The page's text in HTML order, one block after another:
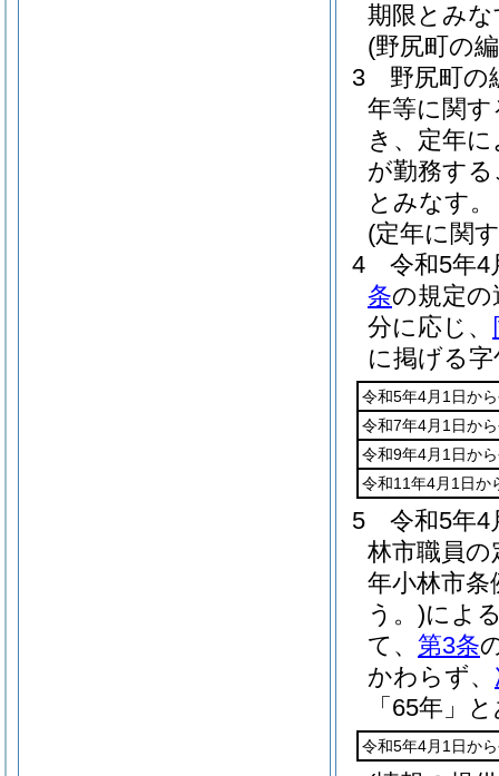
期限とみな
(野尻町の
3
野尻町の
年等に関す
き、定年
が勤務す
とみなす。
(定年に関
4
令和5年4
条の規定
分に応じ、
に掲げる
令和5年4月1日か
令和7年4月1日か
令和9年4月1日か
令和11年4月1日か
5
令和5年4
林市職員
年小林市条
う。)によ
て、 第3条
かわらず、
「65年」
令和5年4月1日か